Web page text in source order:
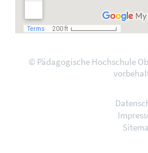
© Pädagogische Hochschule